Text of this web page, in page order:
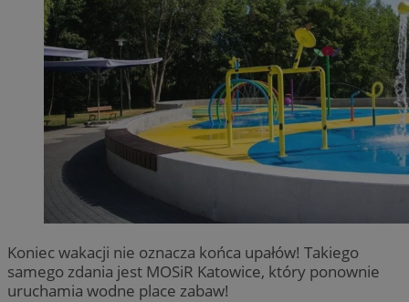
Koniec wakacji nie oznacza końca upałów! Takiego
samego zdania jest MOSiR Katowice, który ponownie
uruchamia wodne place zabaw!